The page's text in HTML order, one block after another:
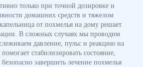
только при точной дозировке и
домашних средств и тяжелом
от похмелья на дому решает
В сложных случаях мы проводим
давление, пульс и реакцию на
стабилизировать состояние,
завершить лечение похмелья